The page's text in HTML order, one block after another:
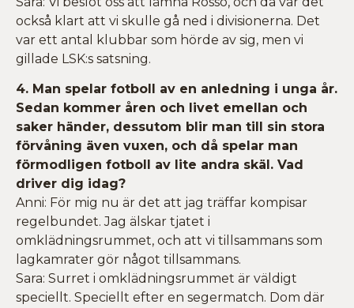
också klart att vi skulle gå ned i divisionerna. Det
var ett antal klubbar som hörde av sig, men vi
gillade LSK:s satsning.
4. Man spelar fotboll av en anledning i unga år.
Sedan kommer åren och livet emellan och
saker händer, dessutom blir man till sin stora
förvåning även vuxen, och då spelar man
förmodligen fotboll av lite andra skäl. Vad
driver dig idag?
Anni: För mig nu är det att jag träffar kompisar
regelbundet. Jag älskar tjatet i
omklädningsrummet, och att vi tillsammans som
lagkamrater gör något tillsammans.
Sara: Surret i omklädningsrummet är väldigt
speciellt. Speciellt efter en segermatch. Dom där